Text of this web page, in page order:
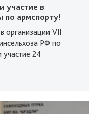
участие в
по армспорту!
организации VII
РФ по
участие 24